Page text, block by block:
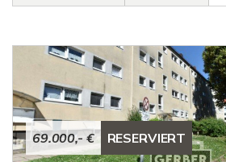
69.000,- € RESERVIERT